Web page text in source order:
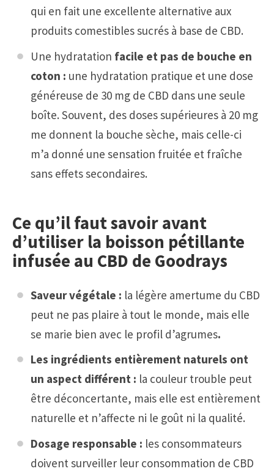
qui en fait une excellente alternative aux
produits comestibles sucrés à base de CBD.
Une hydratation facile et pas de bouche en
coton : une hydratation pratique et une dose
généreuse de 30 mg de CBD dans une seule
boîte. Souvent, des doses supérieures à 20 mg
me donnent la bouche sèche, mais celle-ci
m’a donné une sensation fruitée et fraîche
sans effets secondaires.
Ce qu’il faut savoir avant
d’utiliser la boisson pétillante
infusée au CBD de Goodrays
Saveur végétale : la légère amertume du CBD
peut ne pas plaire à tout le monde, mais elle
se marie bien avec le profil d’agrumes.
Les ingrédients entièrement naturels ont
un aspect différent : la couleur trouble peut
être déconcertante, mais elle est entièrement
naturelle et n’affecte ni le goût ni la qualité.
Dosage responsable : les consommateurs
doivent surveiller leur consommation de CBD